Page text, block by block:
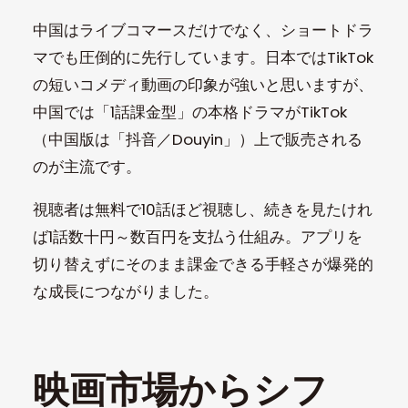
中国はライブコマースだけでなく、ショートドラ
マでも圧倒的に先行しています。日本ではTikTok
の短いコメディ動画の印象が強いと思いますが、
中国では「1話課金型」の本格ドラマがTikTok
（中国版は「抖音／Douyin」）上で販売される
のが主流です。
視聴者は無料で10話ほど視聴し、続きを見たけれ
ば1話数十円～数百円を支払う仕組み。アプリを
切り替えずにそのまま課金できる手軽さが爆発的
な成長につながりました。
映画市場からシフ